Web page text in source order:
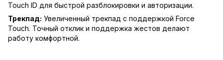
Touch ID для быстрой разблокировки и авторизации.
Трекпад: Увеличенный трекпад с поддержкой Force
Touch. Точный отклик и поддержка жестов делают
работу комфортной.